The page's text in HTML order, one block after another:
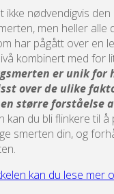
ikke nødvendigvis
men heller alle
har pågått over en
kombinert med for
er unik for
over de ulike
større forståelse
kan du bli flinkere til
smerten din, og
kan du lese mer